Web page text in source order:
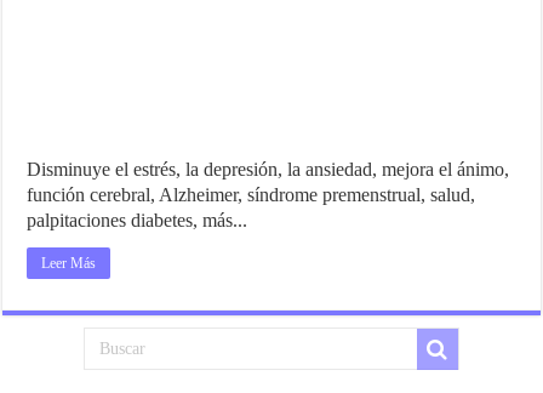
Disminuye el estrés, la depresión, la ansiedad, mejora el ánimo,
función cerebral, Alzheimer, síndrome premenstrual, salud,
palpitaciones diabetes, más...
Leer Más